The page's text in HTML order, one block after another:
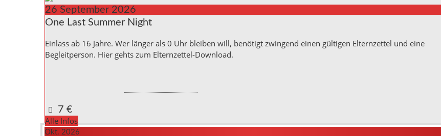
26 September 2026
One Last Summer Night
Einlass ab 16 Jahre. Wer länger als 0 Uhr bleiben will, benötigt zwingend einen gültigen Elternzettel und eine
Begleitperson. Hier gehts zum Elternzettel-Download.
7 €
Alle Infos
Okt. 2026